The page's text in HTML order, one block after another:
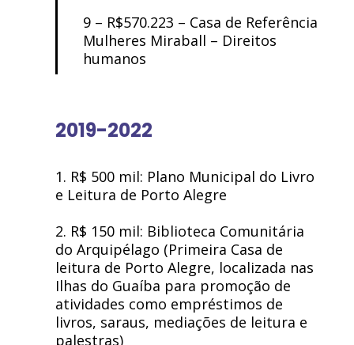
9 – R$570.223 – Casa de Referência
Mulheres Miraball – Direitos
humanos
2019-2022
1. R$ 500 mil: Plano Municipal do Livro
e Leitura de Porto Alegre
2. R$ 150 mil: Biblioteca Comunitária
do Arquipélago (Primeira Casa de
leitura de Porto Alegre, localizada nas
Ilhas do Guaíba para promoção de
atividades como empréstimos de
livros, saraus, mediações de leitura e
palestras)